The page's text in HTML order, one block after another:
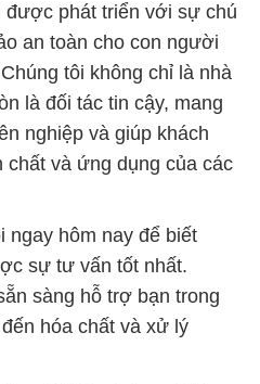
được phát triển với sự chú
an toàn cho con người
tôi không chỉ là nhà
là đối tác tin cậy, mang
nghiệp và giúp khách
chất và ứng dụng của các
ngay hôm nay để biết
sự tư vấn tốt nhất.
sàng hỗ trợ bạn trong
hóa chất và xử lý